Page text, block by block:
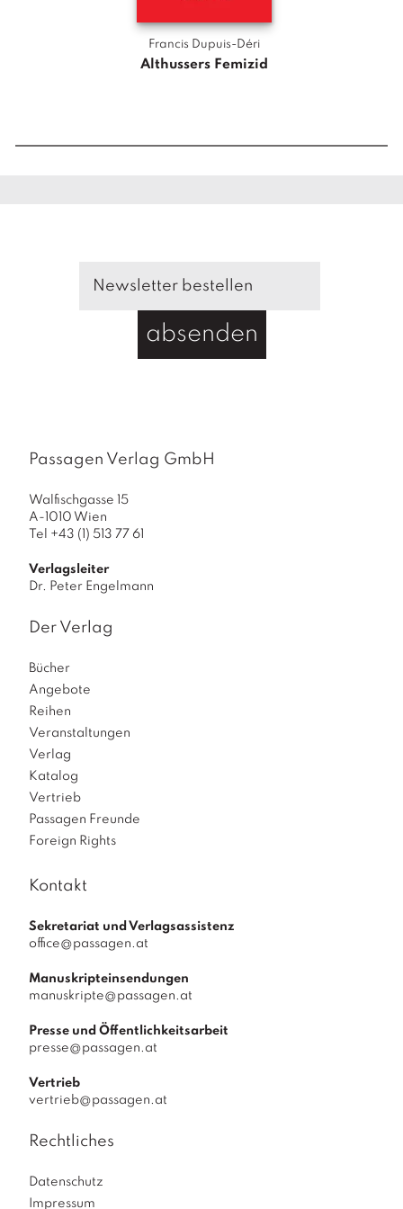
Francis Dupuis-Déri
Althussers Femizid
absenden
Passagen Verlag GmbH
Walfischgasse 15
A-1010 Wien
Tel +43 (1) 513 77 61
Verlagsleiter
Dr. Peter Engelmann
Der Verlag
Bücher
Angebote
Reihen
Veranstaltungen
Verlag
Katalog
Vertrieb
Passagen Freunde
Foreign Rights
Kontakt
Sekretariat und Verlagsassistenz
office@passagen.at
Manuskripteinsendungen
manuskripte@passagen.at
Presse und Öffentlichkeitsarbeit
presse@passagen.at
Vertrieb
vertrieb@passagen.at
Rechtliches
Datenschutz
Impressum